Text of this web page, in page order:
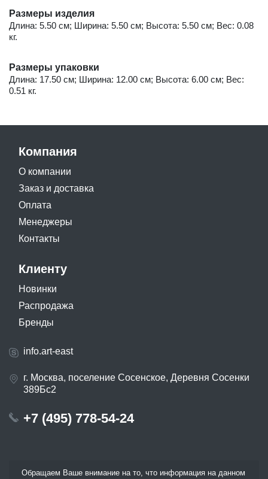
Размеры изделия
Длина: 5.50 см; Ширина: 5.50 см; Высота: 5.50 см; Вес: 0.08
кг.
Размеры упаковки
Длина: 17.50 см; Ширина: 12.00 см; Высота: 6.00 см; Вес:
0.51 кг.
Компания
О компании
Заказ и доставка
Оплата
Менеджеры
Контакты
Клиенту
Новинки
Распродажа
Бренды
info.art-east
г. Москва, поселение Сосенское, Деревня Сосенки
389Бс2
+7 (495) 778-54-24
Обращаем Ваше внимание на то, что информация на данном